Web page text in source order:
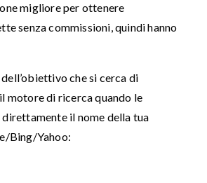
migliore per ottenere
senza commissioni, quindi hanno
che si cerca di
motore di ricerca quando le
il nome della tua
Bing/Yahoo: